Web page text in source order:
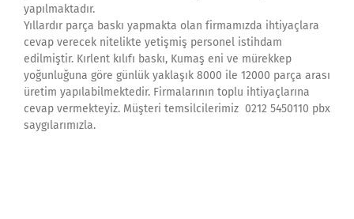
yapılmaktadır.
Yıllardır parça baskı yapmakta olan firmamızda ihtiyaçlara
cevap verecek nitelikte yetişmiş personel istihdam
edilmiştir. Kırlent kılıfı baskı, Kumaş eni ve mürekkep
yoğunluğuna göre günlük yaklaşık 8000 ile 12000 parça arası
üretim yapılabilmektedir. Firmalarının toplu ihtiyaçlarına
cevap vermekteyiz. Müşteri temsilcilerimiz 0212 5450110 pbx
saygılarımızla.